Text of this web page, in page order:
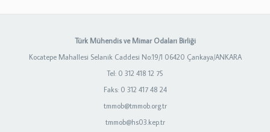
Türk Mühendis ve Mimar Odaları Birliği
Kocatepe Mahallesi Selanik Caddesi No:19/1 06420 Çankaya/ANKARA
Tel: 0 312 418 12 75
Faks: 0 312 417 48 24
tmmob@tmmob.org.tr
tmmob@hs03.kep.tr